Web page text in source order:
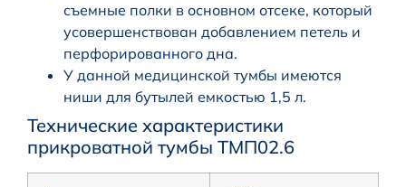
съемные полки в основном отсеке, который
усовершенствован добавлением петель и
перфорированного дна.
У данной медицинской тумбы имеются
ниши для бутылей емкостью 1,5 л.
Технические характеристики
прикроватной тумбы ТМП02.6